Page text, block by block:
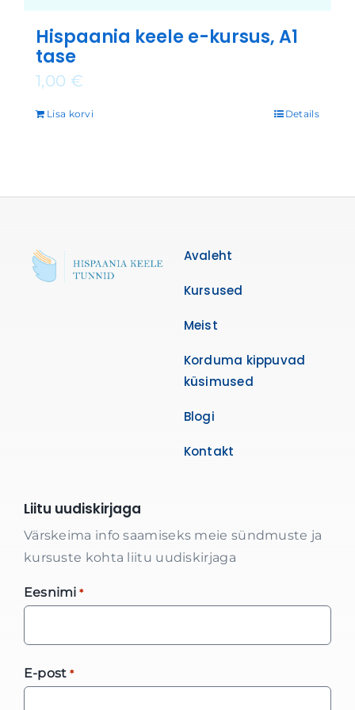
Hispaania keele e-kursus, A1
tase
1,00 €
Lisa korvi Details
Avaleht
Kursused
Meist
Korduma kippuvad
küsimused
Blogi
Kontakt
Liitu uudiskirjaga
Värskeima info saamiseks meie sündmuste ja
kursuste kohta liitu uudiskirjaga
Eesnimi *
E-post *